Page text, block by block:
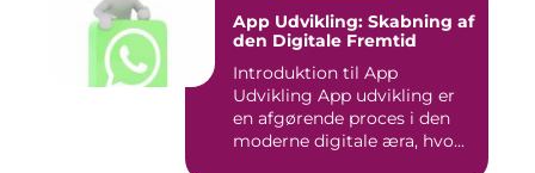
App Udvikling: Skabning af
den Digitale Fremtid
Introduktion til App
Udvikling App udvikling er
en afgørende proces i den
moderne digitale æra, hvo...